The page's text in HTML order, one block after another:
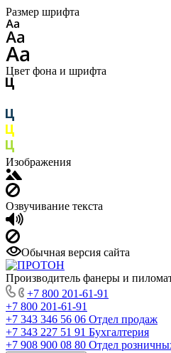
Размер шрифта
Цвет фона и шрифта
Изображения
Озвучивание текста
Обычная версия сайта
Производитель фанеры и
+7 800 201-61-91
+7 800 201-61-91
+7 343 346 56 06 Отдел продаж
+7 343 227 51 91 Бухгалтерия
+7 908 900 08 80 Отдел